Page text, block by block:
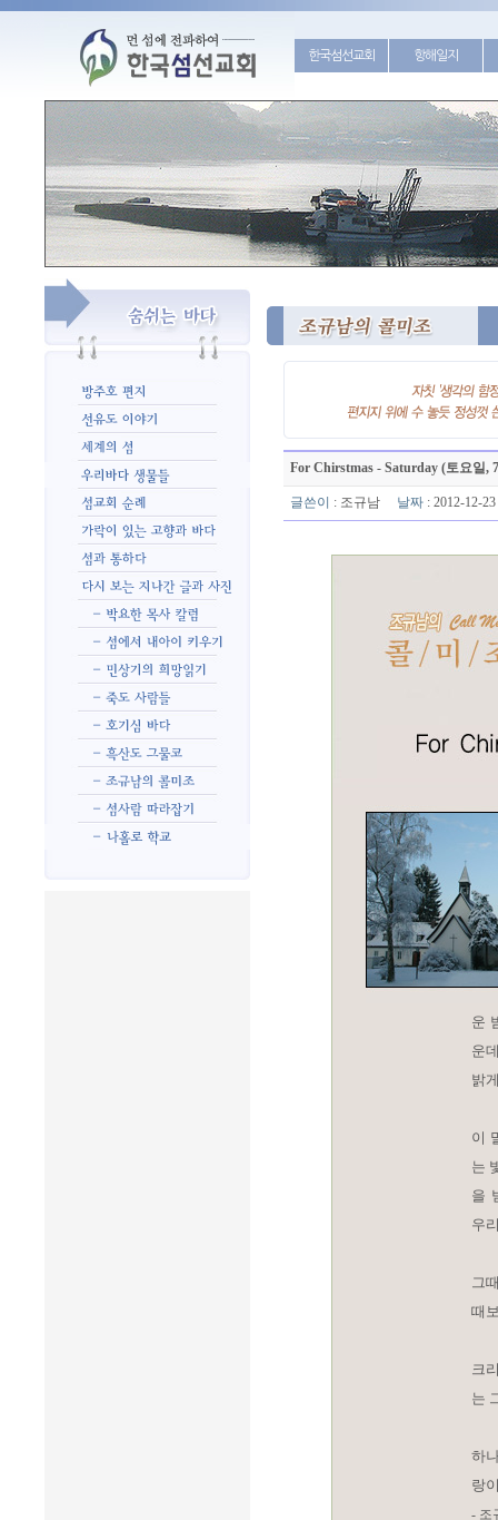
한국섬선교회 항해일지
For Chirstmas - Saturday (토요일,
글쓴이 : 조규남 날짜 : 2012-12-
운
운
밝
이
는
을
우
그
때
크
는
하
랑
- 조